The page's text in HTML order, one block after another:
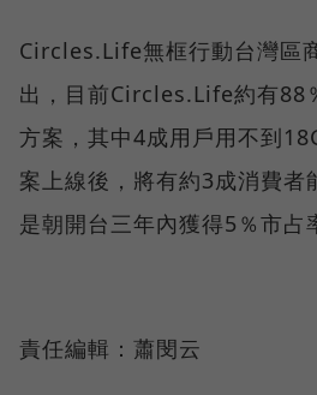
Circles.Life無框行動台灣區
出，目前Circles.Life約有88
方案，其中4成用戶用不到
案上線後，將有約3成消費者
是朝開台三年內獲得5％市占
責任編輯：蕭閔云